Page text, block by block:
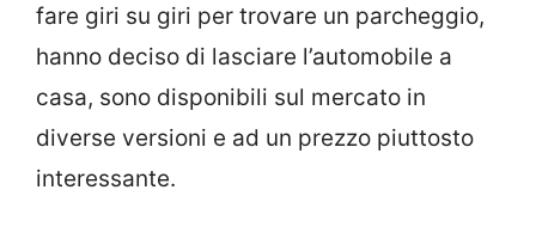
fare giri su giri per trovare un parcheggio,
hanno deciso di lasciare l’automobile a
casa, sono disponibili sul mercato in
diverse versioni e ad un prezzo piuttosto
interessante.